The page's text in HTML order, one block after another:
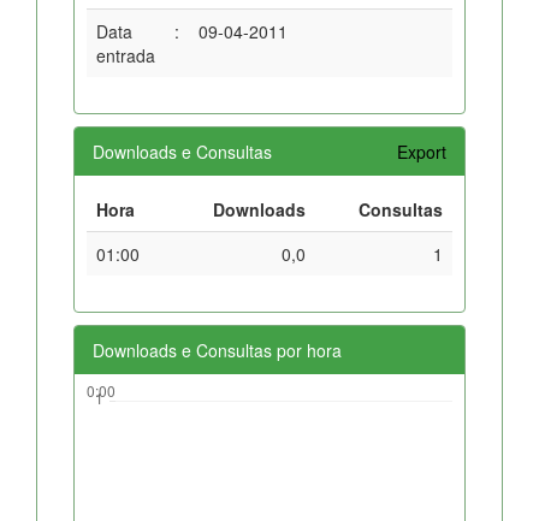
Data
entrada
: 09-04-2011
Downloads e Consultas Export
Hora Downloads
Consultas
01:00
0,0 1
Downloads e Consultas por hora